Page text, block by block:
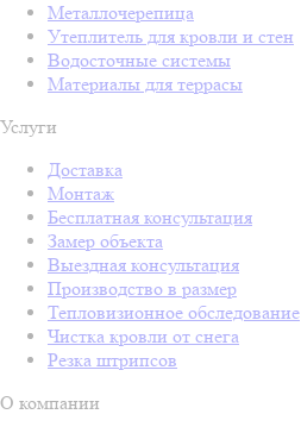
Металлочерепица
Утеплитель для кровли и стен
Водосточные системы
Материалы для террасы
Услуги
Доставка
Монтаж
Бесплатная консультация
Замер объекта
Выездная консультация
Производство в размер
Тепловизионное обследование
Чистка кровли от снега
Резка штрипсов
О компании